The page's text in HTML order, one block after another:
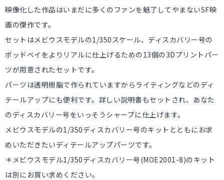
映像化した作品はいまだに多くのファンを魅了してやまないSF映
画の傑作です。
セットはメビウスモデルの1/350スケール、ディスカバリー号の
ポッドベイをよりリアルに仕上げるための13個の3Dプリントパー
ツが用意されたセットです。
パーツは透明樹脂で作られていますからライティングなどのディ
テールアップにも便利です。詳しい説明書もセットされ、あなた
のディスカバリー号をいっそうシャープに仕上げます。
メビウスモデルの1/350ディスカバリー号のキットとともにお求
めいただきたいディテールアップパーツです。
＊メビウスモデル1/350ディスカバリー号(MOE2001-8)のキット
は別にお買い求めください。